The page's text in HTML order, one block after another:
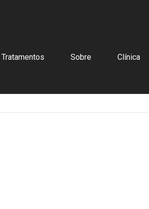
Tratamentos Sobre Clínica